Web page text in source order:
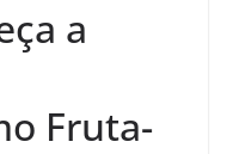
a
Fruta-